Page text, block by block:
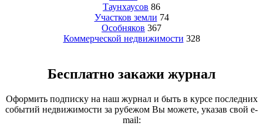
Таунхаусов 86
Участков земли 74
Особняков 367
Коммерческой недвижимости 328
Бесплатно закажи журнал
Оформить подписку на наш журнал и быть в курсе последних
событий недвижимости за рубежом Вы можете, указав свой e-
mail: